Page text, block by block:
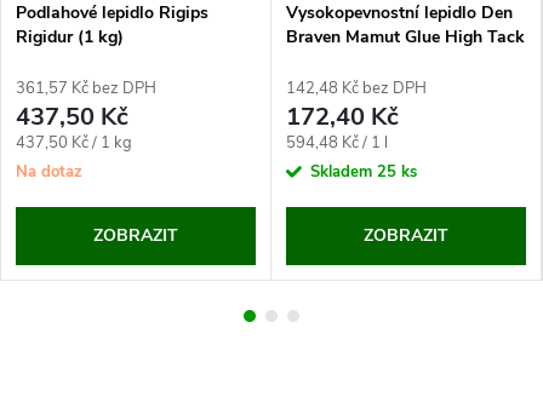
Podlahové lepidlo Rigips
Rigidur (1 kg)
361,57 Kč bez DPH
437,50 Kč
Měrná
cena:
437,50 Kč / 1 kg
Na dotaz
ZOBRAZIT
Vysokopevnostní lepidlo Den
Braven Mamut Glue High Tack
142,48 Kč bez DPH
172,40 Kč
Měrná
cena:
594,48 Kč / 1 l
Skladem 25 ks
ZOBRAZIT